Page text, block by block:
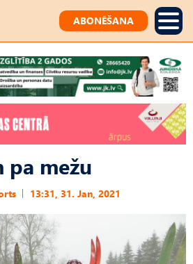
ABONĒŠANA
pa mežu
13:31, 31. Jan, 2021